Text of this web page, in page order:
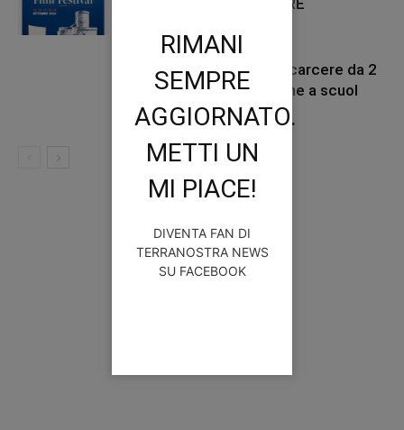
DAL 15 AL 19 SETTEMBRE
Malta, 15enne italiano in carcere da 2
mesi per procurato allarme a scuol
RIMANI
SEMPRE
AGGIORNATO.
METTI UN
MI PIACE!
DIVENTA FAN DI
TERRANOSTRA NEWS
SU FACEBOOK